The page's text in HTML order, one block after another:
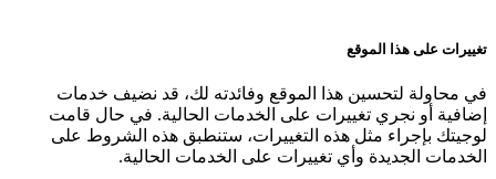
تغييرات على هذا الموقع
في محاولة لتحسين هذا الموقع وفائدته لك، قد نضيف خدمات
إضافية أو نجري تغييرات على الخدمات الحالية. في حال قامت
لوجيتك بإجراء مثل هذه التغييرات، ستنطبق هذه الشروط على
الخدمات الجديدة وأي تغييرات على الخدمات الحالية.